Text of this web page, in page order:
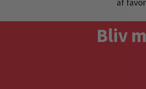
af
Bliv